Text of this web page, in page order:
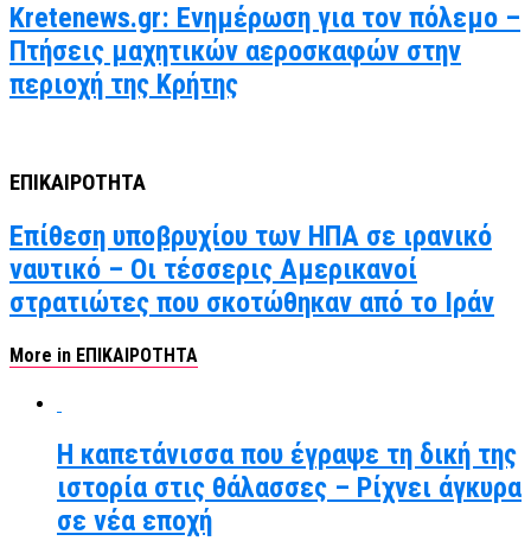
Kretenews.gr: Ενημέρωση για τον πόλεμο –
Πτήσεις μαχητικών αεροσκαφών στην
περιοχή της Κρήτης
ΕΠΙΚΑΙΡΟΤΗΤΑ
Επίθεση υποβρυχίου των ΗΠΑ σε ιρανικό
ναυτικό – Οι τέσσερις Αμερικανοί
στρατιώτες που σκοτώθηκαν από το Ιράν
More in ΕΠΙΚΑΙΡΟΤΗΤΑ
Η καπετάνισσα που έγραψε τη δική της
ιστορία στις θάλασσες – Ρίχνει άγκυρα
σε νέα εποχή